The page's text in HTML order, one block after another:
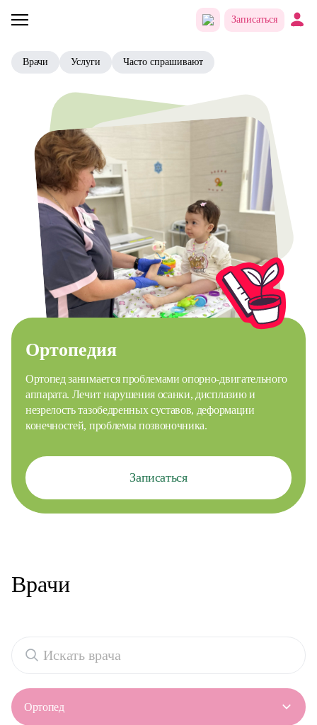
Записаться
Врачи Услуги Часто спрашивают
Ортопедия
Ортопед занимается проблемами опорно-двигательного
аппарата. Лечит нарушения осанки, дисплазию и
незрелость тазобедренных суставов, деформации
конечностей, проблемы позвоночника.
Записаться
Врачи
Ортопед